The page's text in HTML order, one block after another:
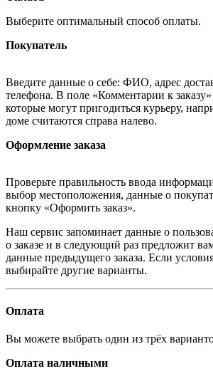
Выберите оптимальный способ оплаты.
Покупатель
Введите данные о себе: ФИО, адрес
телефона. В поле «Комментарии к заказу»
которые могут пригодиться курьеру,
доме считаются справа налево.
Оформление заказа
Проверьте правильность ввода
выбор местоположения, данные о
кнопку «Оформить заказ».
Наш сервис запоминает данные о
о заказе и в следующий раз предложит
данные предыдущего заказа. Если
выбирайте другие варианты.
Оплата
Вы можете выбрать один из трёх
Оплата наличными